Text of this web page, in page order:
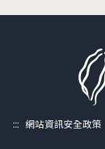
::: 網站資訊安全政策